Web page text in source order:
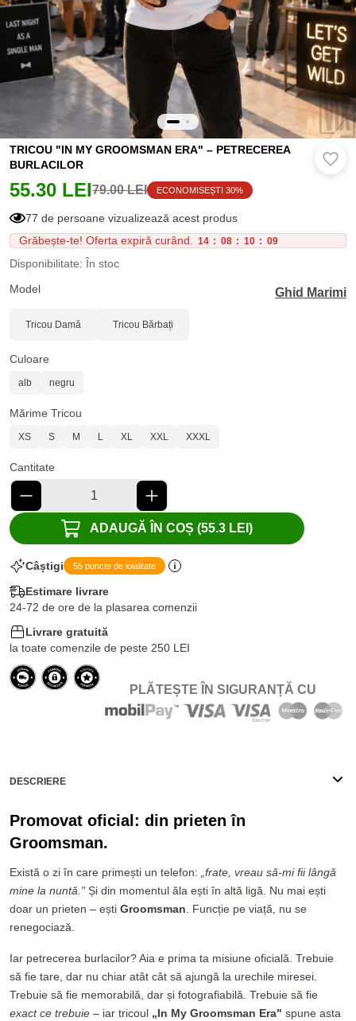
TRICOU "IN MY GROOMSMAN ERA" – PETRECEREA
BURLACILOR
55.30 LEI79.00 LEI ECONOMISEȘTI 30%
77 de persoane vizualizează acest produs
Grăbește-te! Oferta expiră curând.
14 : 08 : 10 : 08
Disponibilitate: În stoc
Model
Ghid Marimi
Tricou Damă Tricou Bărbați
Culoare
alb negru
Mărime Tricou
XS S M L XL XXL XXXL
Cantitate
ADAUGĂ ÎN COȘ (55.3 LEI)
Câștigi 55 puncte de loialitate
Estimare livrare
24-72 de ore de la plasarea comenzii
Livrare gratuită
la toate comenzile de peste 250 LEI
PLĂTEȘTE ÎN SIGURANȚĂ CU
DESCRIERE
Promovat oficial: din prieten în
Groomsman.
Există o zi în care primești un telefon:
„frate, vreau să-mi fii lângă
mine la nuntă."Și din momentul ăla ești în altă ligă. Nu mai ești
doar un prieten – ești Groomsman . Funcție pe viață, nu se
renegociază.
Iar petrecerea burlacilor? Aia e prima ta misiune oficială. Trebuie
să fie tare, dar nu chiar atât cât să ajungă la urechile miresei.
Trebuie să fie memorabilă, dar și fotografiabilă. Trebuie să fie
exact ce trebuie – iar tricoul „In My Groomsman Era" spune asta